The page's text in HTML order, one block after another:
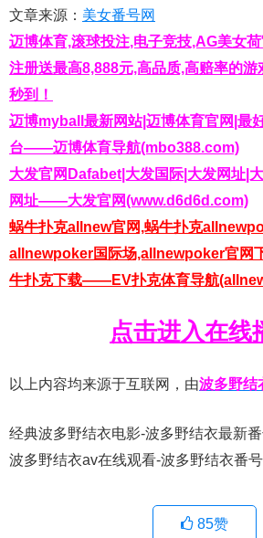
文章来源： 美女番号网
迈博体育,滚球投注,电子竞技,AG美女
注册送最高8,888元,高品质,高赔率的游
秒到！
迈博myball最新网站|迈博体育官网|最
台——迈博体育导航(mbo388.com)
大发官网Dafabet|大发国际|大发网址|
网址——大发官网(www.d6d6d.com)
蜗牛扑克allnew官网,蜗牛扑克
allnewpoker国际场,allnewpoker官网
牛扑克下载——EV扑克体育导航
点击进入在线
以上内容均来源于互联网，由波多野结
经典波多野结衣电影-波多野结衣最新
波多野结衣av在线观看-波多野结衣番
85赞